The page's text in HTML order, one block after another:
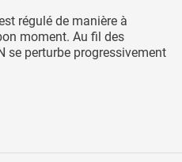
régulé de manière à
moment. Au fil des
se perturbe progressivement